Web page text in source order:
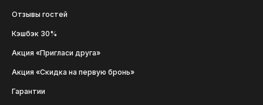
Отзывы гостей
Кэшбэк 30%
Акция «Пригласи друга»
Акция «Скидка на первую бронь»
Гарантии